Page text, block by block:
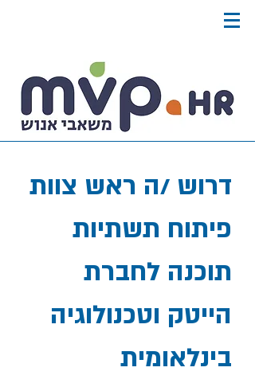
דרוש /ה ראש צוות
פיתוח תשתיות
תוכנה לחברת
הייטק וטכנולוגיה
בינלאומית